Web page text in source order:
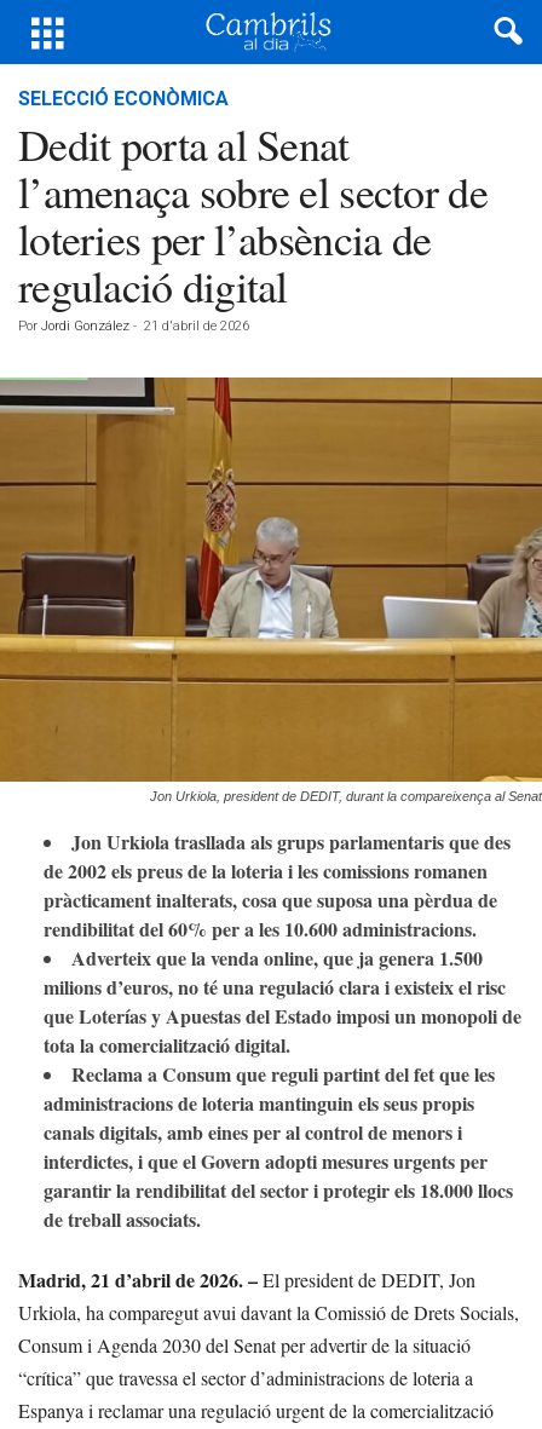
SELECCIÓ ECONÒMICA
Dedit porta al Senat
l’amenaça sobre el sector de
loteries per l’absència de
regulació digital
Por Jordi González - 21 d'abril de 2026
Jon Urkiola, president de DEDIT, durant la compareixença al Senat
Jon Urkiola trasllada als grups parlamentaris que des
de 2002 els preus de la loteria i les comissions romanen
pràcticament inalterats, cosa que suposa una pèrdua de
rendibilitat del 60% per a les 10.600 administracions.
Adverteix que la venda online, que ja genera 1.500
milions d’euros, no té una regulació clara i existeix el risc
que Loterías y Apuestas del Estado imposi un monopoli de
tota la comercialització digital.
Reclama a Consum que reguli partint del fet que les
administracions de loteria mantinguin els seus propis
canals digitals, amb eines per al control de menors i
interdictes, i que el Govern adopti mesures urgents per
garantir la rendibilitat del sector i protegir els 18.000 llocs
de treball associats.
Madrid, 21 d’abril de 2026. –El president de DEDIT, Jon
Urkiola, ha comparegut avui davant la Comissió de Drets Socials,
Consum i Agenda 2030 del Senat per advertir de la situació
“crítica” que travessa el sector d’administracions de loteria a
Espanya i reclamar una regulació urgent de la comercialització